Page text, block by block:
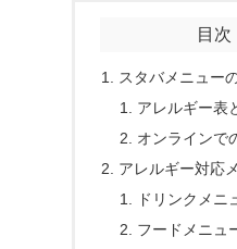
目次
スタバメニュー
アレルギー表
オンラインで
アレルギー対応
ドリンクメニ
フードメニュ